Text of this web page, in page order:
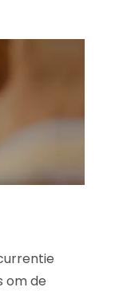
om de